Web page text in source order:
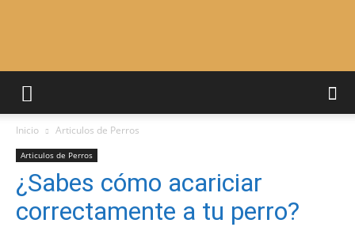
Adiestrar
–
Inicio Articulos de Perros
Articulos de Perros
¿Sabes cómo acariciar
correctamente a tu perro?